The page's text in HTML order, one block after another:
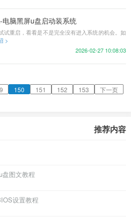
脑黑屏u盘启动装系统
试重启，看看是不是完全没有进入系统的机会。如
>
2026-02-27 10:08:03
150 151 152 153 下一页
推荐内容
盘图文教程
设置教程